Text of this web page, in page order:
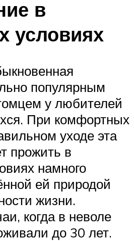
в
условиях
популярным
у любителей
При комфортных
уходе эта
прожить в
намного
ей природой
жизни.
когда в неволе
до 30 лет.